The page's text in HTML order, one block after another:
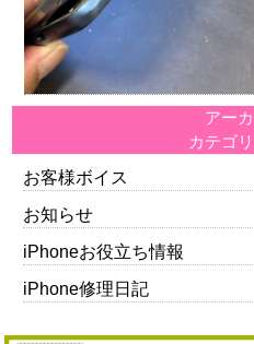
アー
カテゴ
お客様ボイス
お知らせ
iPhoneお役立ち情報
iPhone修理日記